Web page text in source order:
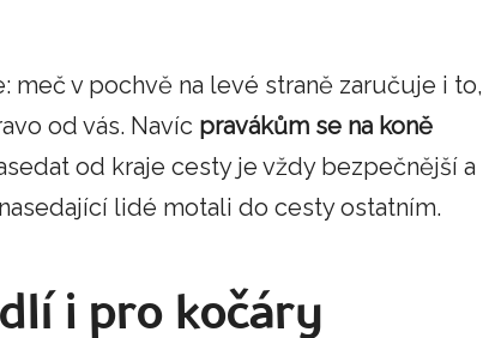
v pochvě na levé straně zaručuje i to,
od vás. Navíc pravákům se na koně
od kraje cesty je vždy bezpečnější a
lidé motali do cesty ostatním.
i pro kočáry